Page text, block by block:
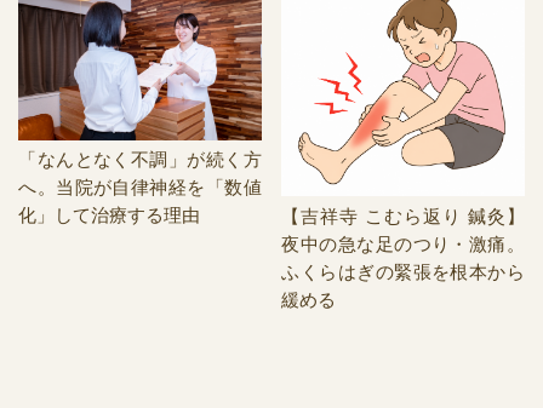
「なんとなく不調」が続く方
へ。当院が自律神経を「数値
化」して治療する理由
【吉祥寺 こむら返り 鍼灸】
夜中の急な足のつり・激痛。
ふくらはぎの緊張を根本から
緩める